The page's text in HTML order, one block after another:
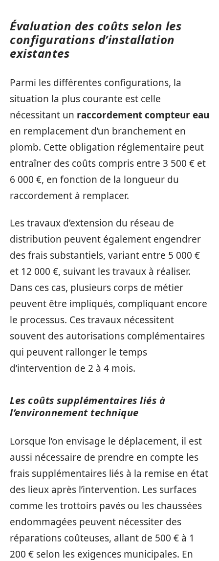
Évaluation des coûts selon les
configurations d’installation
existantes
Parmi les différentes configurations, la
situation la plus courante est celle
nécessitant un raccordement compteur eau
en remplacement d’un branchement en
plomb. Cette obligation réglementaire peut
entraîner des coûts compris entre 3 500 € et
6 000 €, en fonction de la longueur du
raccordement à remplacer.
Les travaux d’extension du réseau de
distribution peuvent également engendrer
des frais substantiels, variant entre 5 000 €
et 12 000 €, suivant les travaux à réaliser.
Dans ces cas, plusieurs corps de métier
peuvent être impliqués, compliquant encore
le processus. Ces travaux nécessitent
souvent des autorisations complémentaires
qui peuvent rallonger le temps
d’intervention de 2 à 4 mois.
Les coûts supplémentaires liés à
l’environnement technique
Lorsque l’on envisage le déplacement, il est
aussi nécessaire de prendre en compte les
frais supplémentaires liés à la remise en état
des lieux après l’intervention. Les surfaces
comme les trottoirs pavés ou les chaussées
endommagées peuvent nécessiter des
réparations coûteuses, allant de 500 € à 1
200 € selon les exigences municipales. En